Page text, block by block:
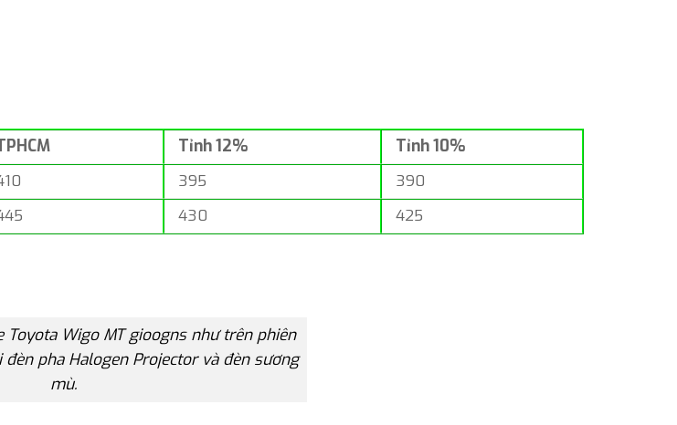
Tỉnh 12%
Tỉnh 10%
395
390
430 425
Toyota Wigo MT gioogns như trên phiên
đèn pha Halogen Projector và đèn sương
mù.